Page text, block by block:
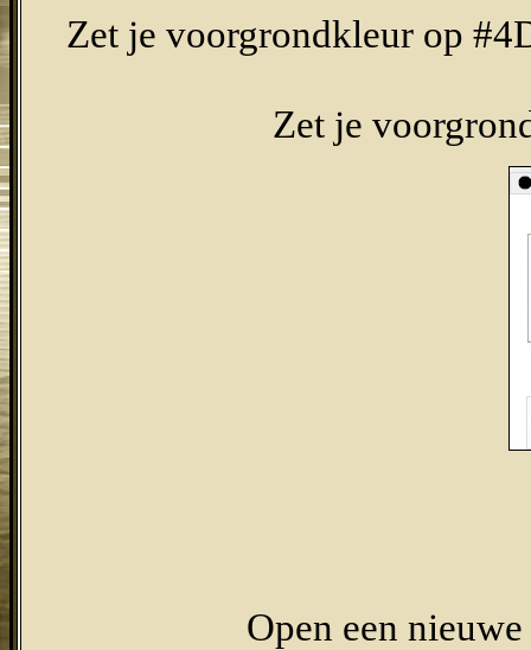
Zet je voorgrondkleur op
Zet je
Open een